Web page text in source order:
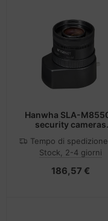
Hanwha SLA-
security cameras
Lente
Tempo di
Stock, 2-4 giorni
186,57 €